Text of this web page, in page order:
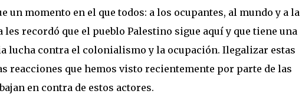
un momento en el que todos: a los ocupantes, al mundo y a la
recordó que el pueblo Palestino sigue aquí y que tiene una
lucha contra el colonialismo y la ocupación. Ilegalizar estas
reacciones que hemos visto recientemente por parte de las
en contra de estos actores.